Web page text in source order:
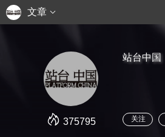
文章
375795
站台中国
关注